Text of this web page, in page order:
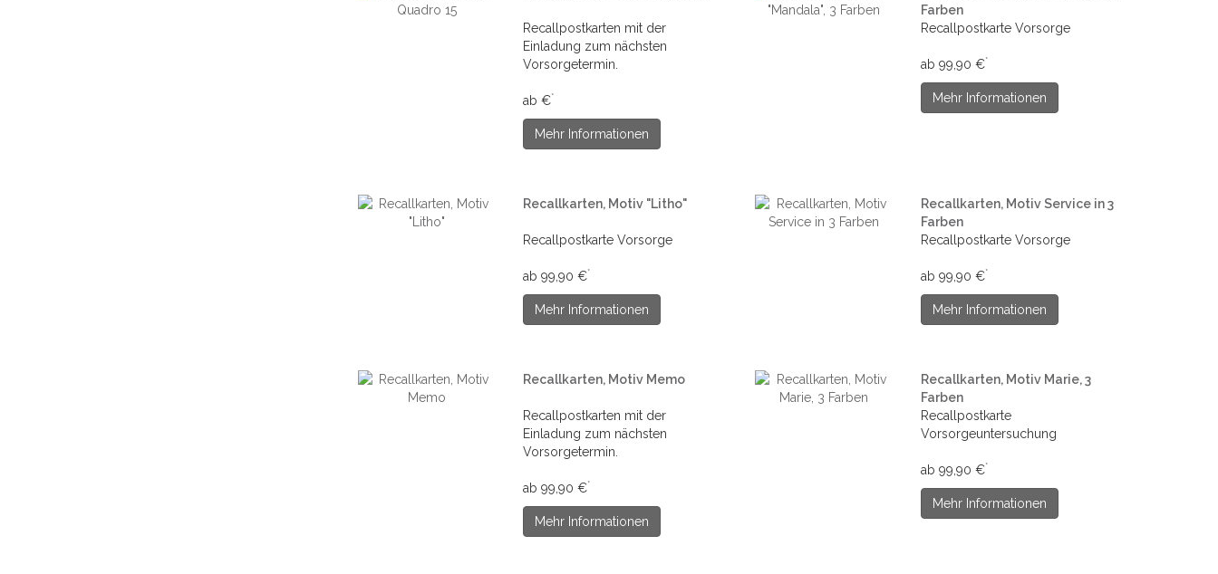
Recallpostkarten mit der
Einladung zum nächsten
Vorsorgetermin.
ab €*
Mehr Informationen
Farben
Recallpostkarte Vorsorge
ab 99,90 €*
Mehr Informationen
Recallkarten, Motiv "Litho"
Recallpostkarte Vorsorge
ab 99,90 €*
Mehr Informationen
Recallkarten, Motiv Service in 3
Farben
Recallpostkarte Vorsorge
ab 99,90 €*
Mehr Informationen
Recallkarten, Motiv Memo
Recallpostkarten mit der
Einladung zum nächsten
Vorsorgetermin.
ab 99,90 €*
Mehr Informationen
Recallkarten, Motiv Marie, 3
Farben
Recallpostkarte
Vorsorgeuntersuchung
ab 99,90 €*
Mehr Informationen